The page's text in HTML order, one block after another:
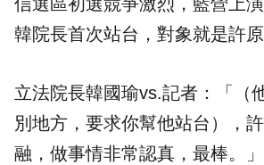
韓院長首次站台，對象就是許原
立法院長韓國瑜vs.記者：「（
別地方，要求你幫他站台），
融，做事情非常認真，最棒。」